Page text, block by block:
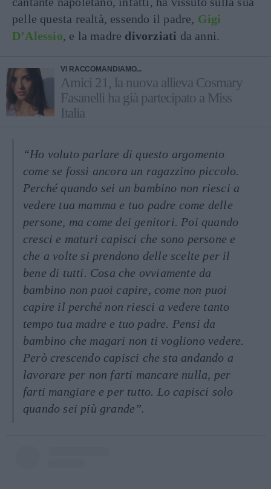
pelle questa realtà, essendo il padre, Gigi
D’Alessio, e la madre divorziati da anni.
VI RACCOMANDIAMO...
Amici 21, la nuova allieva Cosmary
Fasanelli ha già partecipato a Miss
Italia
“Ho voluto parlare di questo argomento
come se fossi ancora un ragazzino piccolo.
Perché quando sei un bambino non riesci a
vedere tua mamma e tuo padre come delle
persone, ma come dei genitori. Poi quando
cresci e maturi capisci che sono persone e
che a volte si prendono delle scelte per il
bene di tutti. Cosa che ovviamente da
bambino non puoi capire, come non puoi
capire il perché non riesci a vedere tanto
tempo tua madre e tuo padre. Pensi da
bambino che magari non ti vogliono vedere.
Però crescendo capisci che sta andando a
lavorare per non farti mancare nulla, per
farti mangiare e per tutto. Lo capisci solo
quando sei più grande”.